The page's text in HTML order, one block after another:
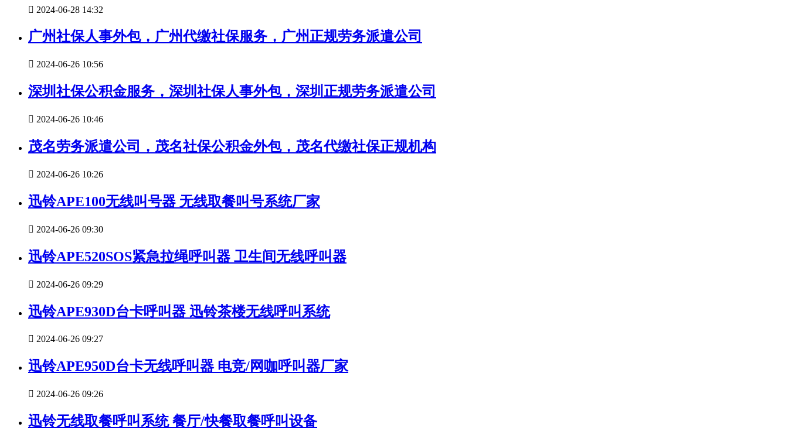
 2024-06-28 14:32
广州社保人事外包，广州代缴社保服务，广州正规劳务派遣公司
 2024-06-26 10:56
深圳社保公积金服务，深圳社保人事外包，深圳正规劳务派遣公司
 2024-06-26 10:46
茂名劳务派遣公司，茂名社保公积金外包，茂名代缴社保正规机构
 2024-06-26 10:26
迅铃APE100无线叫号器 无线取餐叫号系统厂家
 2024-06-26 09:30
迅铃APE520SOS紧急拉绳呼叫器 卫生间无线呼叫器
 2024-06-26 09:29
迅铃APE930D台卡呼叫器 迅铃茶楼无线呼叫系统
 2024-06-26 09:27
迅铃APE950D台卡无线呼叫器 电竞/网咖呼叫器厂家
 2024-06-26 09:26
迅铃无线取餐呼叫系统 餐厅/快餐取餐呼叫设备